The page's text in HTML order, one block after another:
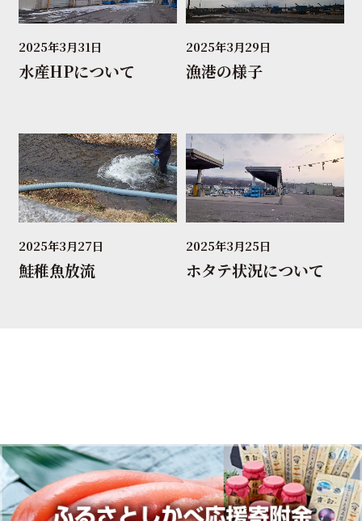
2025年3月31日
水産HPについて
2025年3月29日
漁港の様子
2025年3月27日
鮭稚魚放流
2025年3月25日
ホタテ状況について